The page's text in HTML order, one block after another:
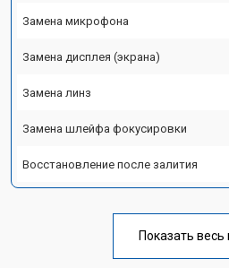
Замена микрофона
Замена дисплея (экрана)
Замена линз
Замена шлейфа фокусировки
Восстановление после залития
Показать весь